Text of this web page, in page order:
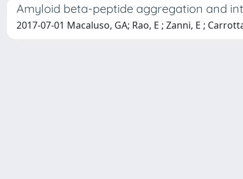
Amyloid beta-peptide aggregation and
2017-07-01 Macaluso, GA; Rao, E ; Zanni, E ;